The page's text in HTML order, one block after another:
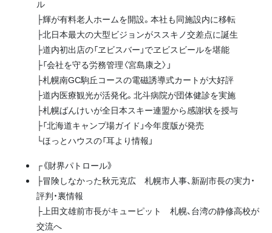
ル
├輝が有料老人ホームを開設。本社も同施設内に移転
├北日本最大の大型ビジョンがススキノ交差点に誕生
├道内初出店の「ヱビスバー」でヱビスビールを堪能
├「会社を守る労務管理〈宮島康之〉」
├札幌南GC駒丘コースの電磁誘導式カートが大好評
├道内医療観光が活発化。北斗病院が団体健診を実施
├札幌ばんけいが全日本スキー連盟から感謝状を授与
├「北海道キャンプ場ガイド」今年度版が発売
└ほっとハウスの「耳より情報」
┌《財界パトロール》
├冒険しなかった秋元克広 札幌市人事、新副市長の実力・
評判・裏情報
├上田文雄前市長がキューピット 札幌、台湾の静修高校が
交流へ